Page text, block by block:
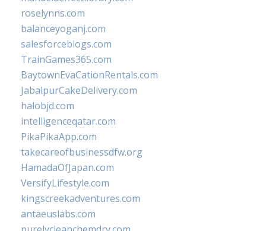
roselynns.com
balanceyoganj.com
salesforceblogs.com
TrainGames365.com
BaytownEvaCationRentals.com
JabalpurCakeDelivery.com
halobjd.com
intelligenceqatar.com
PikaPikaApp.com
takecareofbusinessdfw.org
HamadaOfJapan.com
VersifyLifestyle.com
kingscreekadventures.com
antaeuslabs.com